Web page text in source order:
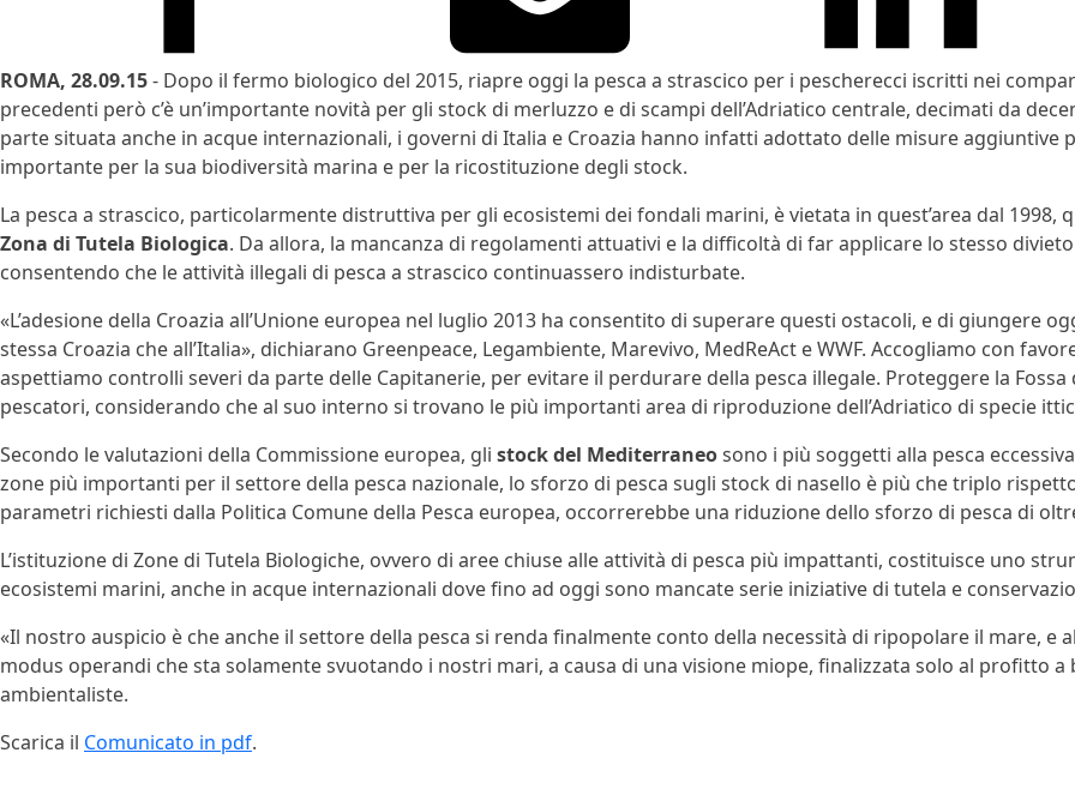
ROMA, 28.09.15- Dopo il fermo biologico del 2015, riapre oggi la pesca a strascico per i pescherecci iscritti nei
precedenti però c’è un’importante novità per gli stock di merluzzo e di scampi dell’Adriatico centrale, decimati da
parte situata anche in acque internazionali, i governi di Italia e Croazia hanno infatti adottato delle misure aggiuntive
importante per la sua biodiversità marina e per la ricostituzione degli stock.
La pesca a strascico, particolarmente distruttiva per gli ecosistemi dei fondali marini, è vietata in quest’area dal 1998,
Zona di Tutela Biologica. Da allora, la mancanza di regolamenti attuativi e la difficoltà di far applicare lo stesso
consentendo che le attività illegali di pesca a strascico continuassero indisturbate.
«L’adesione della Croazia all’Unione europea nel luglio 2013 ha consentito di superare questi ostacoli, e di giungere
stessa Croazia che all’Italia», dichiarano Greenpeace, Legambiente, Marevivo, MedReAct e WWF. Accogliamo con
aspettiamo controlli severi da parte delle Capitanerie, per evitare il perdurare della pesca illegale. Proteggere la
pescatori, considerando che al suo interno si trovano le più importanti area di riproduzione dell’Adriatico di specie
Secondo le valutazioni della Commissione europea, gli stock del Mediterraneosono i più soggetti alla pesca
zone più importanti per il settore della pesca nazionale, lo sforzo di pesca sugli stock di nasello è più che triplo
parametri richiesti dalla Politica Comune della Pesca europea, occorrerebbe una riduzione dello sforzo di pesca di
L’istituzione di Zone di Tutela Biologiche, ovvero di aree chiuse alle attività di pesca più impattanti, costituisce uno
ecosistemi marini, anche in acque internazionali dove fino ad oggi sono mancate serie iniziative di tutela e
«Il nostro auspicio è che anche il settore della pesca si renda finalmente conto della necessità di ripopolare il mare,
modus operandi che sta solamente svuotando i nostri mari, a causa di una visione miope, finalizzata solo al profitto
ambientaliste.
Scarica il Comunicato in pdf.